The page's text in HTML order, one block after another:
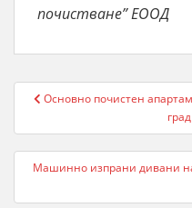
почистване” ЕООД
PostОсновно почистен
Машинно изпрани дивани